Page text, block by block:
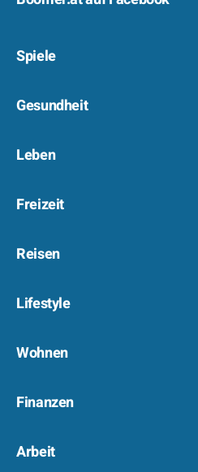
Spiele
Gesundheit
Leben
Freizeit
Reisen
Lifestyle
Wohnen
Finanzen
Arbeit